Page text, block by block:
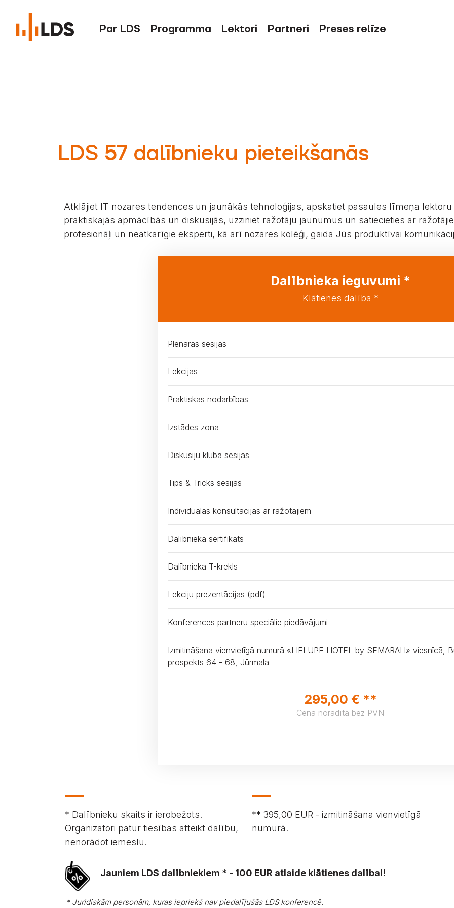
Par LDS Programma Lektori Partneri Preses relīze
LDS 57 dalībnieku pieteikšanās
Atklājiet IT nozares tendences un jaunākās tehnoloģijas, apskatiet pasaules līmeņa
praktiskajās apmācībās un diskusijās, uzziniet ražotāju jaunumus un satiecieties ar
profesionāļi un neatkarīgie eksperti, kā arī nozares kolēģi, gaida Jūs produktīvai
Dalībnieka ieguvumi *
Klātienes dalība *
Plenārās sesijas
Lekcijas
Praktiskas nodarbības
Izstādes zona
Diskusiju kluba sesijas
Tips & Tricks sesijas
Individuālas konsultācijas ar ražotājiem
Dalībnieka sertifikāts
Dalībnieka T-krekls
Lekciju prezentācijas (pdf)
Konferences partneru speciālie piedāvājumi
Izmitināšana vienvietīgā numurā «LIELUPE HOTEL by SEMARAH» viesnīcā,
prospekts 64 - 68, Jūrmala
295,00 € **
Cena norādīta bez PVN
* Dalībnieku skaits ir ierobežots.
Organizatori patur tiesības atteikt dalību,
nenorādot iemeslu.
** 395,00 EUR - izmitināšana vienvietīgā
numurā.
Jauniem LDS dalībniekiem * - 100 EUR atlaide klātienes dalībai!
* Juridiskām personām, kuras iepriekš nav piedalījušās LDS konferencē.